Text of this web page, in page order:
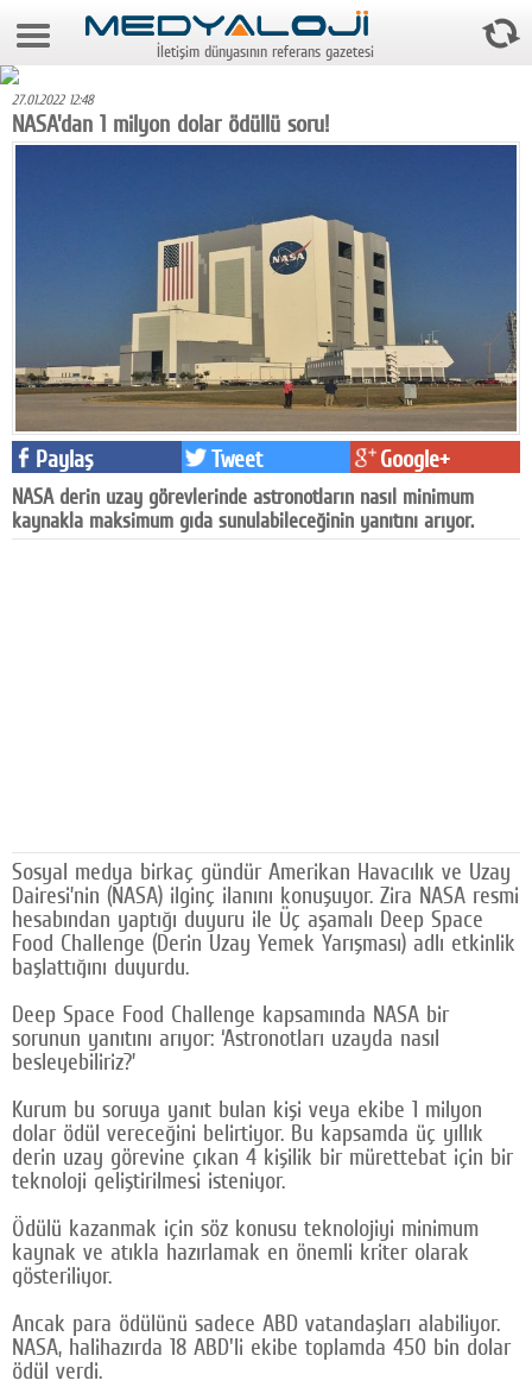
8 Ağustos 2026 16:39:55
Foto Galeri
Reyting-tiraj
Teknoloji
Televizyon
Dünya
Pr
Yazarlar
Künye
SOSYAL MEDYA
Twitter
© 2026 TÜM HAKLARI SAKLIDIR
İletişim dünyasının referans gazetesi
27.01.2022 12:48
NASA'dan 1 milyon dolar ödüllü soru!
Paylaş Tweet Google+
NASA derin uzay görevlerinde astronotların nasıl minimum
kaynakla maksimum gıda sunulabileceğinin yanıtını arıyor.
Sosyal medya birkaç gündür Amerikan Havacılık ve Uzay
Dairesi’nin (NASA) ilginç ilanını konuşuyor. Zira NASA resmi
hesabından yaptığı duyuru ile Üç aşamalı Deep Space
Food Challenge (Derin Uzay Yemek Yarışması) adlı etkinlik
başlattığını duyurdu.
Deep Space Food Challenge kapsamında NASA bir
sorunun yanıtını arıyor: ‘Astronotları uzayda nasıl
besleyebiliriz?’
Kurum bu soruya yanıt bulan kişi veya ekibe 1 milyon
dolar ödül vereceğini belirtiyor. Bu kapsamda üç yıllık
derin uzay görevine çıkan 4 kişilik bir mürettebat için bir
teknoloji geliştirilmesi isteniyor.
Ödülü kazanmak için söz konusu teknolojiyi minimum
kaynak ve atıkla hazırlamak en önemli kriter olarak
gösteriliyor.
Ancak para ödülünü sadece ABD vatandaşları alabiliyor.
NASA, halihazırda 18 ABD'li ekibe toplamda 450 bin dolar
ödül verdi.